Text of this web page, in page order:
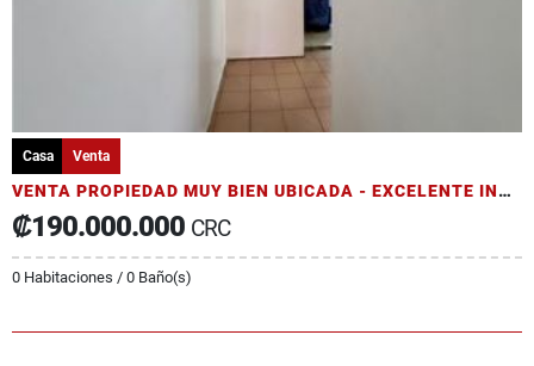
Casa Venta
VENTA PROPIEDAD MUY BIEN UBICADA - EXCELENTE INVERSIÓN A SU ALCANCE
₡190.000.000 CRC
0 Habitaciones / 0 Baño(s)